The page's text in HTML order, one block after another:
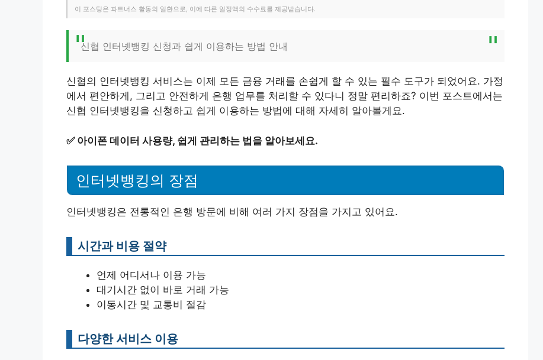
이 포스팅은 파트너스 활동의 일환으로, 이에 따른 일정액의 수수료를 제공받습니다.
신협 인터넷뱅킹 신청과 쉽게 이용하는 방법 안내
신협의 인터넷뱅킹 서비스는 이제 모든 금융 거래를 손쉽게 할 수 있는 필수 도구가 되었어요. 가정
에서 편안하게, 그리고 안전하게 은행 업무를 처리할 수 있다니 정말 편리하죠? 이번 포스트에서는
신협 인터넷뱅킹을 신청하고 쉽게 이용하는 방법에 대해 자세히 알아볼게요.
✅ 아이폰 데이터 사용량, 쉽게 관리하는 법을 알아보세요.
인터넷뱅킹의 장점
인터넷뱅킹은 전통적인 은행 방문에 비해 여러 가지 장점을 가지고 있어요.
시간과 비용 절약
언제 어디서나 이용 가능
대기시간 없이 바로 거래 가능
이동시간 및 교통비 절감
다양한 서비스 이용